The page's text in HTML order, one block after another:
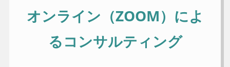
オンライン（ZOOM）によ
るコンサルティング